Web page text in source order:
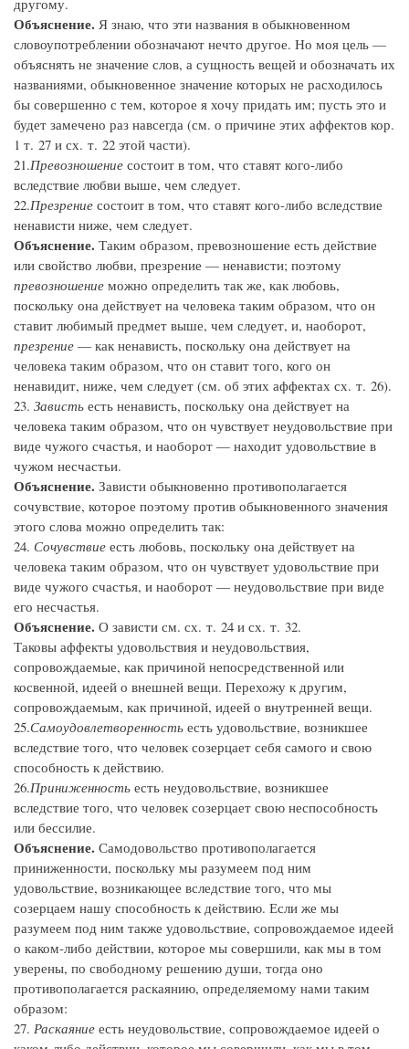
другому.
Объяснение. Я знаю, что эти названия в обыкновенном
словоупотреблении обозначают нечто другое. Но моя цель —
объяснять не значение слов, а сущность вещей и обозначать их
названиями, обыкновенное значение которых не расходилось
бы совершенно с тем, которое я хочу придать им; пусть это и
будет замечено раз навсегда (см. о причине этих аффектов кор.
1 т. 27 и сх. т. 22 этой части).
21.Превозношение состоит в том, что ставят кого-либо
вследствие любви выше, чем следует.
22.Презрение состоит в том, что ставят кого-либо вследствие
ненависти ниже, чем следует.
Объяснение. Таким образом, превозношение есть действие
или свойство любви, презрение — ненависти; поэтому
превозношение можно определить так же, как любовь,
поскольку она действует на человека таким образом, что он
ставит любимый предмет выше, чем следует, и, наоборот,
презрение — как ненависть, поскольку она действует на
человека таким образом, что он ставит того, кого он
ненавидит, ниже, чем следует (см. об этих аффектах сх. т. 26).
23. Зависть есть ненависть, поскольку она действует на
человека таким образом, что он чувствует неудовольствие при
виде чужого счастья, и наоборот — находит удовольствие в
чужом несчастьи.
Объяснение. Зависти обыкновенно противополагается
сочувствие, которое поэтому против обыкновенного значения
этого слова можно определить так:
24. Сочувствие есть любовь, поскольку она действует на
человека таким образом, что он чувствует удовольствие при
виде чужого счастья, и наоборот — неудовольствие при виде
его несчастья.
Объяснение. О зависти см. сх. т. 24 и сх. т. 32.
Таковы аффекты удовольствия и неудовольствия,
сопровождаемые, как причиной непосредственной или
косвенной, идеей о внешней вещи. Перехожу к другим,
сопровождаемым, как причиной, идеей о внутренней вещи.
25.Самоудовлетворенность есть удовольствие, возникшее
вследствие того, что человек созерцает себя самого и свою
способность к действию.
26.Приниженность есть неудовольствие, возникшее
вследствие того, что человек созерцает свою неспособность
или бессилие.
Объяснение. Самодовольство противополагается
приниженности, поскольку мы разумеем под ним
удовольствие, возникающее вследствие того, что мы
созерцаем нашу способность к действию. Если же мы
разумеем под ним также удовольствие, сопровождаемое идеей
о каком-либо действии, которое мы совершили, как мы в том
уверены, по свободному решению души, тогда оно
противополагается раскаянию, определяемому нами таким
образом:
27. Раскаяние есть неудовольствие, сопровождаемое идеей о